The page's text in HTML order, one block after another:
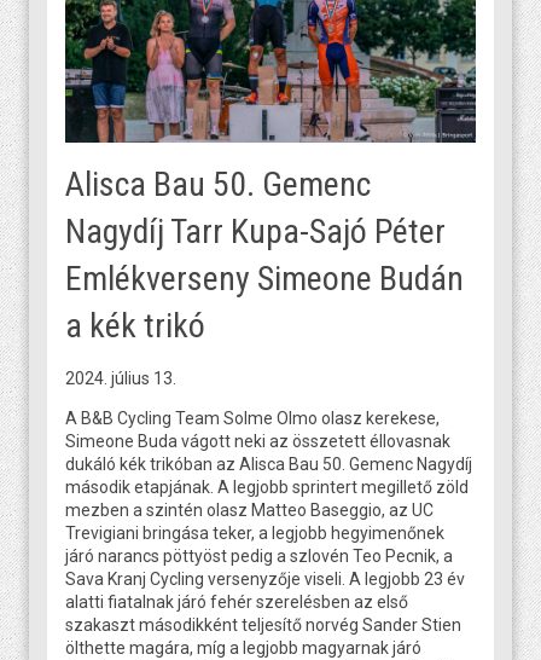
Alisca Bau 50. Gemenc
Nagydíj Tarr Kupa-Sajó Péter
Emlékverseny Simeone Budán
a kék trikó
2024. július 13.
A B&B Cycling Team Solme Olmo olasz kerekese,
Simeone Buda vágott neki az összetett éllovasnak
dukáló kék trikóban az Alisca Bau 50. Gemenc Nagydíj
második etapjának. A legjobb sprintert megillető zöld
mezben a szintén olasz Matteo Baseggio, az UC
Trevigiani bringása teker, a legjobb hegyimenőnek
járó narancs pöttyöst pedig a szlovén Teo Pecnik, a
Sava Kranj Cycling versenyzője viseli. A legjobb 23 év
alatti fiatalnak járó fehér szerelésben az első
szakaszt másodikként teljesítő norvég Sander Stien
ölthette magára, míg a legjobb magyarnak járó